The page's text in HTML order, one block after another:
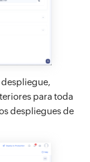
despliegue,
para toda
despliegues de